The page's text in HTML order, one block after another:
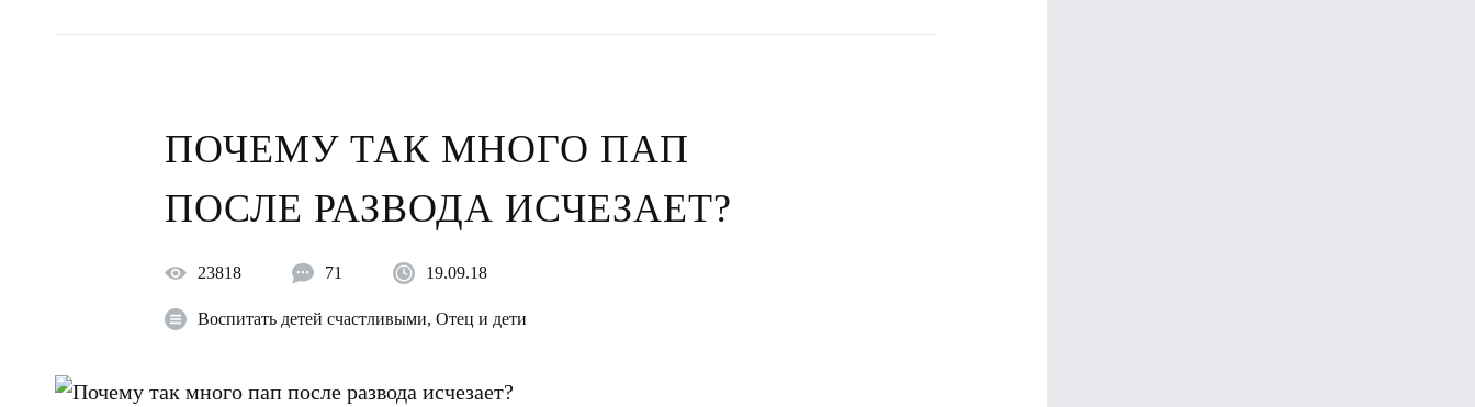
ПОЧЕМУ ТАК МНОГО ПАП
ПОСЛЕ РАЗВОДА ИСЧЕЗАЕТ?
23818 71 19.09.18
Воспитать детей счастливыми, Отец и дети